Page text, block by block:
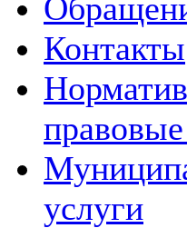
Контакты
услуги